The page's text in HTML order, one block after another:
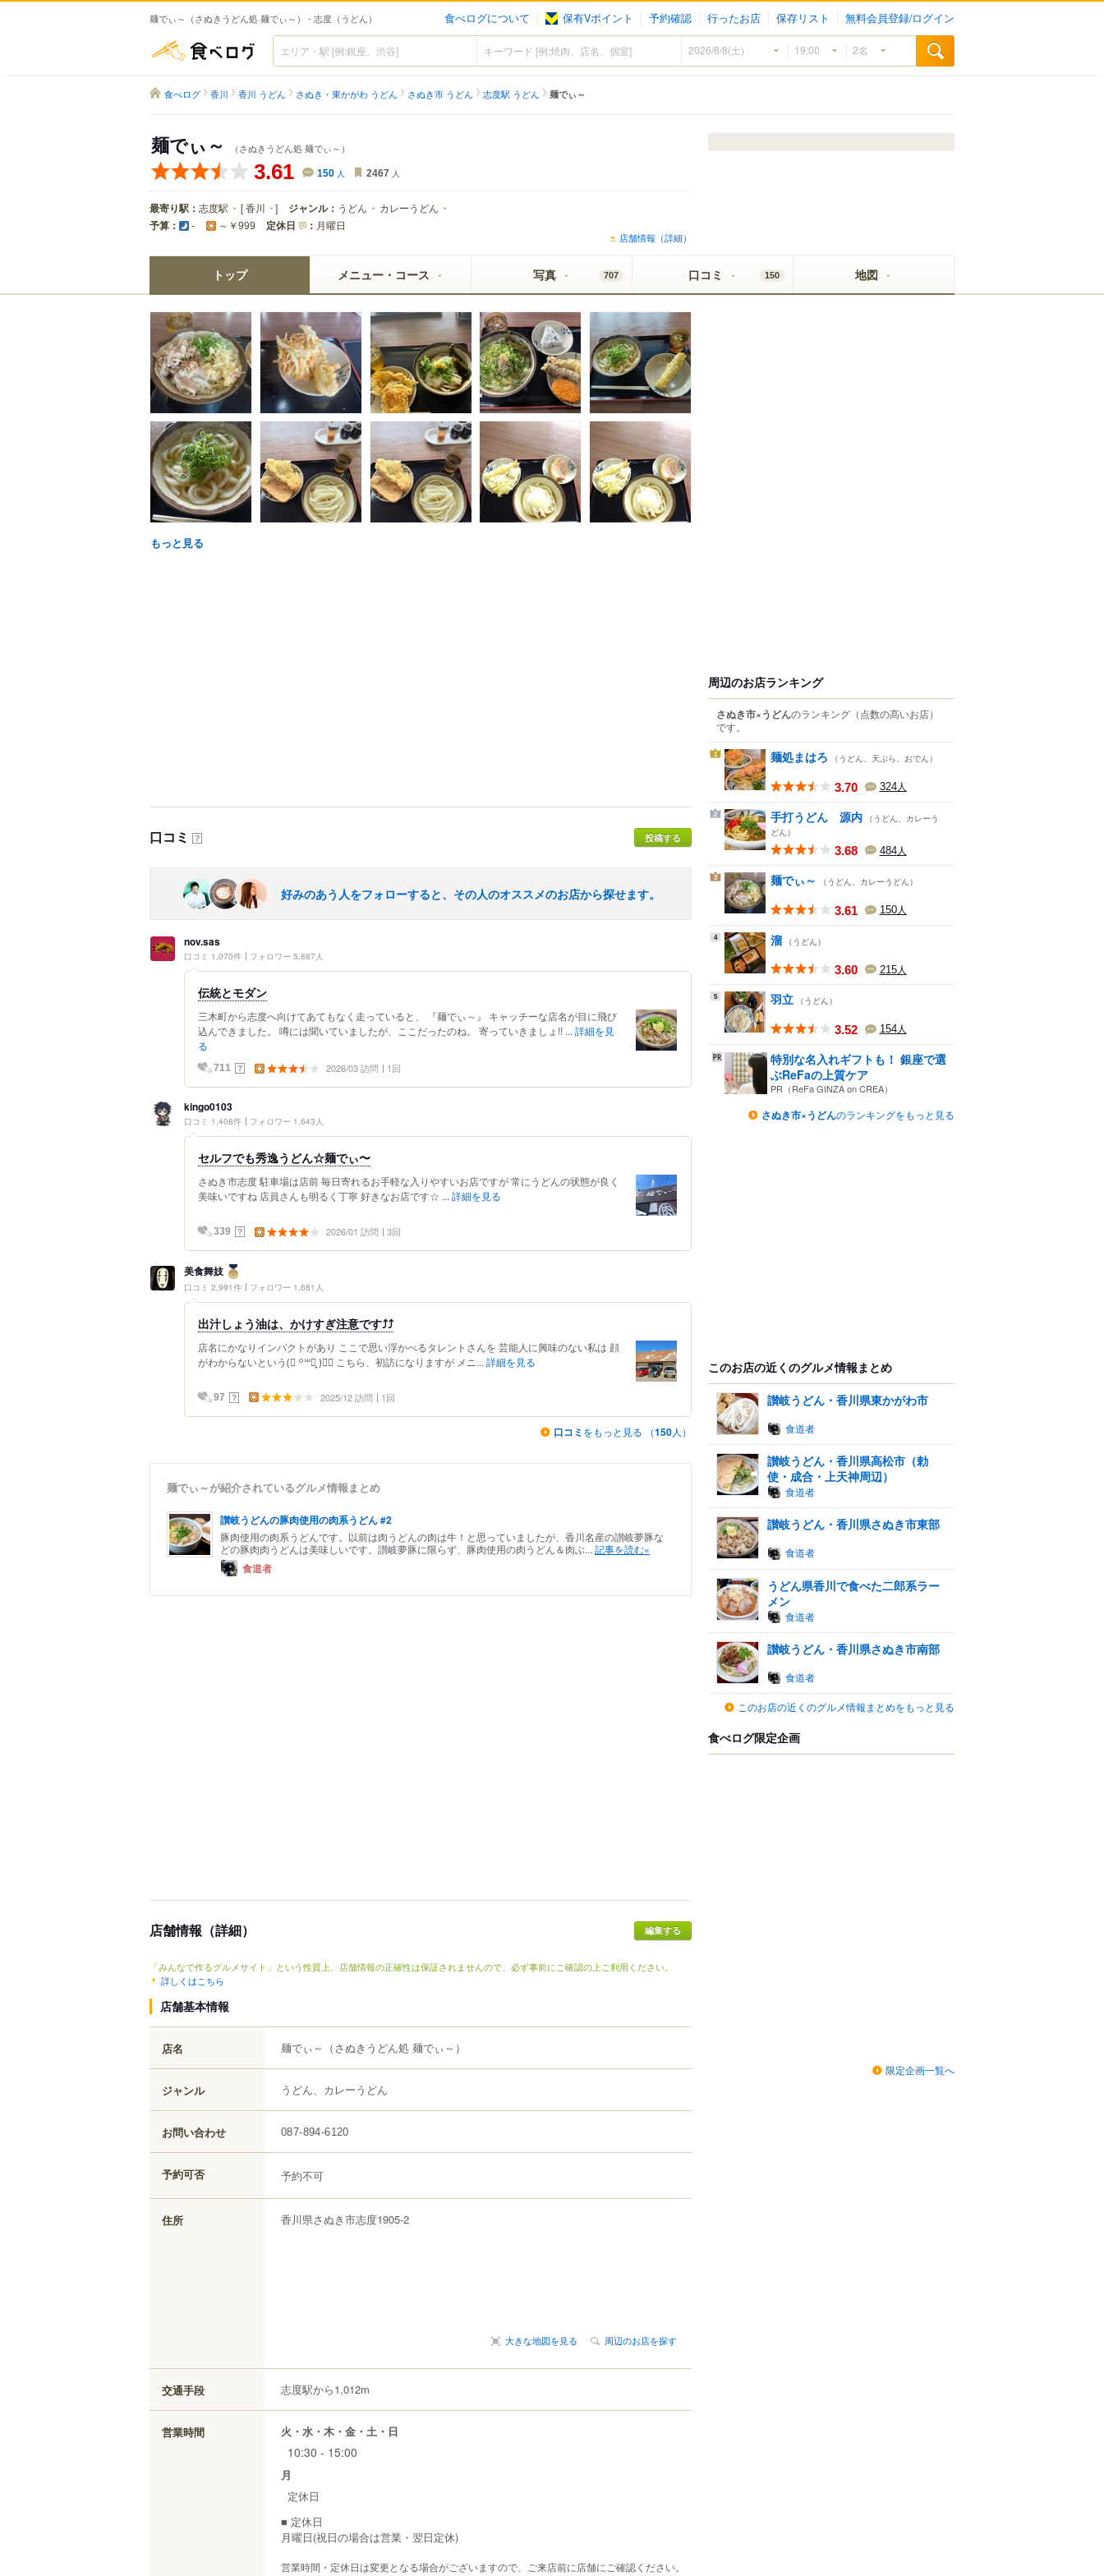
麺でぃ～（さぬきうどん処 麺でぃ～） - 志度（うどん） 食べログについて 保有Vポイント 予約確認 行ったお店 保存リスト 無料会員登録/ログイン
食べログ
食べログ 香川 香川 うどん さぬき・東かがわ うどん さぬき市 うどん 志度駅 うどん 麺でぃ～
麺でぃ～ （さぬきうどん処 麺でぃ～）
3.61 150 人 2467 人
最寄り駅： 志度駅 [香川 ] ジャンル： うどん カレーうどん
予算： - ～￥999 定休日 ： 月曜日
店舗情報（詳細）
トップ メニュー・コース 写真 707 口コミ 150 地図
もっと見る
口コミ ？ 投稿する
好みのあう人をフォローすると、その人のオススメのお店から探せます。
nov.sas
口コミ 1,070件 フォロワー 5,887人
伝統とモダン
三木町から志度へ向けてあてもなく走っていると、 『麺でぃ～』 キャッチーな店名が目に飛び
込んできました。 噂には聞いていましたが、ここだったのね。 寄っていきましょ!! ... 詳細を見
る
711 ？ 2026/03 訪問 1回
kingo0103
口コミ 1,408件 フォロワー 1,643人
セルフでも秀逸うどん☆麺でぃ〜
さぬき市志度 駐車場は店前 毎日寄れるお手軽な入りやすいお店ですが 常にうどんの状態が良く
美味いですね 店員さんも明るく丁寧 好きなお店です☆ ... 詳細を見る
339 ？ 2026/01 訪問 3回
美食舞妓
口コミ 2,991件 フォロワー 1,681人
出汁しょう油は、かけすぎ注意です⤴︎⤴︎
店名にかなりインパクトがあり ここで思い浮かべるタレントさんを 芸能人に興味のない私は 顔
がわからないという(⃔ ꒪꒳꒪̟ )⃕↝ こちら、初訪になりますが メニ... 詳細を見る
97 ？ 2025/12 訪問 1回
口コミ をもっと見る （150人）
麺でぃ～が紹介されているグルメ情報まとめ
讃岐うどんの豚肉使用の肉系うどん #2
豚肉使用の肉系うどんです。以前は肉うどんの肉は牛！と思っていましたが、香川名産の讃岐夢豚な
どの豚肉肉うどんは美味しいです。讃岐夢豚に限らず、豚肉使用の肉うどん＆肉ぶ... 記事を読む»
食道者
店舗情報（詳細）
「みんなで作るグルメサイト」という性質上、店舗情報の正確性は保証されませんので、必ず事前にご確認の上ご利用ください。
詳しくはこちら
店舗基本情報
店名 麺でぃ～ （さぬきうどん処 麺でぃ～）
ジャンル うどん、カレーうどん
お問い合わせ 087-894-6120
予約可否 予約不可
住所 香川県さぬき市志度1905-2
大きな地図を見る 周辺のお店を探す
交通手段 志度駅から1,012m
営業時間 火・水・木・金・土・日
10:30 - 15:00
月
定休日
■ 定休日
月曜日(祝日の場合は営業・翌日定休)
営業時間・定休日は変更となる場合がございますので、ご来店前に店舗にご確認ください。
周辺のお店ランキング
さぬき市×うどんのランキング （点数の高いお店）
です。
1 麺処まはろ （うどん、天ぷら、おでん）
3.70 324人
2 手打うどん 源内 （うどん、カレーう
どん）
3.68 484人
3 麺でぃ～ （うどん、カレーうどん）
3.61 150人
4 溜 （うどん）
3.60 215人
5 羽立 （うどん）
3.52 154人
特別な名入れギフトも！ 銀座で選
ぶReFaの上質ケア
PR（ReFa GINZA on CREA）
さぬき市×うどんのランキングをもっと見る
このお店の近くのグルメ情報まとめ
讃岐うどん・香川県東かがわ市
食道者
讃岐うどん・香川県高松市（勅
使・成合・上天神周辺）
食道者
讃岐うどん・香川県さぬき市東部
食道者
うどん県香川で食べた二郎系ラー
メン
食道者
讃岐うどん・香川県さぬき市南部
食道者
このお店の近くのグルメ情報まとめをもっと見る
食べログ限定企画
限定企画一覧へ